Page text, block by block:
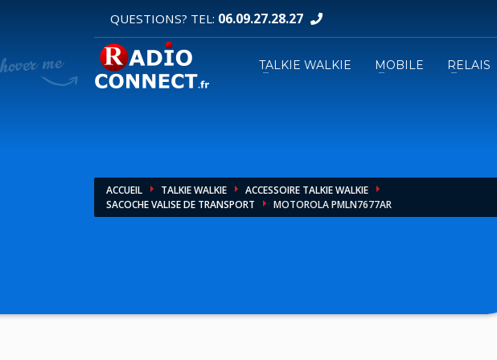
DEMANDE DE DEVIS
1 Sélectionnez vos produits.
QUESTIONS? TEL: 06.09.27.28.27
TALKIE WALKIE MOBILE RELAIS
ACCUEIL TALKIE WALKIE
ACCESSOIRE TALKIE WALKIE
SACOCHE VALISE DE TRANSPORT
MOTOROLA PMLN7677AR